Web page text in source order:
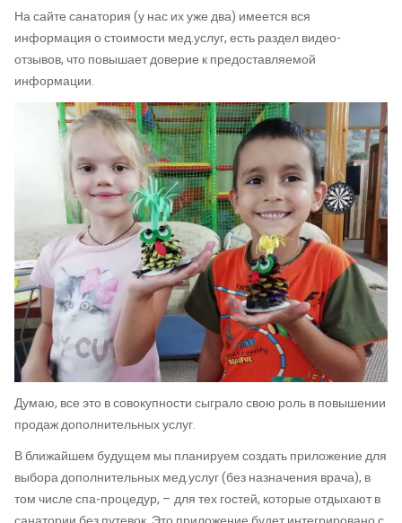
На сайте санатория (у нас их уже два) имеется вся
информация о стоимости мед.услуг, есть раздел видео-
отзывов, что повышает доверие к предоставляемой
информации.
Думаю, все это в совокупности сыграло свою роль в повышении
продаж дополнительных услуг.
В ближайшем будущем мы планируем создать приложение для
выбора дополнительных мед.услуг (без назначения врача), в
том числе спа-процедур, – для тех гостей, которые отдыхают в